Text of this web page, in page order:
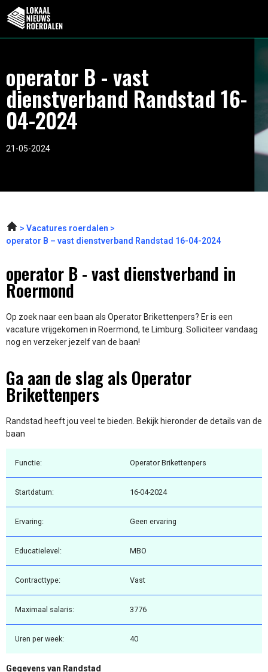
operator B - vast
dienstverband Randstad 16-
04-2024
21-05-2024
Vacatures roerdalen
operator B – vast dienstverband Randstad 16-04-2024
operator B - vast dienstverband in
Roermond
Op zoek naar een baan als Operator Brikettenpers? Er is een
vacature vrijgekomen in Roermond, te Limburg. Solliciteer vandaag
nog en verzeker jezelf van de baan!
Ga aan de slag als Operator
Brikettenpers
Randstad heeft jou veel te bieden. Bekijk hieronder de details van de
baan
Functie: Operator Brikettenpers
Startdatum: 16-04-2024
Ervaring: Geen ervaring
Educatielevel: MBO
Contracttype: Vast
Maximaal salaris: 3776
Uren per week: 40
Gegevens van Randstad